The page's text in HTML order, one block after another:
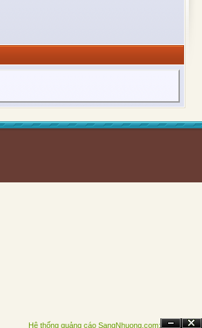
Hệ thống quảng cáo SangNhuong.com;